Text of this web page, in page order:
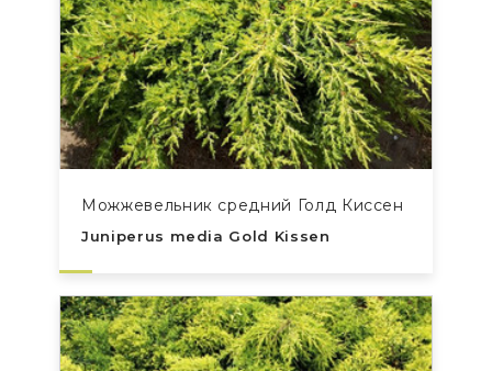
Можжевельник средний Голд Киссен
Juniperus media Gold Kissen